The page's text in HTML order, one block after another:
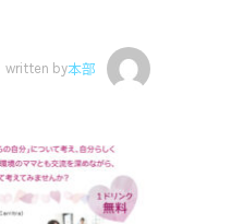
written by本部